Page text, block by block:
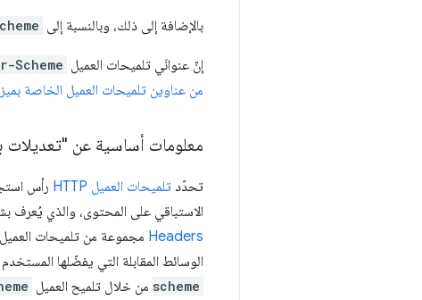
بالإضافة إلى ذلك، وبالنسبة إلى
إنّ عنوانَي تلميحات العميل Scheme
من عناوين تلميحات العميل الخاصة
معلومات أساسية عن "تعديلات
تحدّد تلميحات العميل HTTP رأس
الاستباقي على المحتوى، والذي يُعرف
Headers مجموعة من تلميحات
الوسائط المقابلة التي يفضّلها
scheme من خلال تلميح العميل